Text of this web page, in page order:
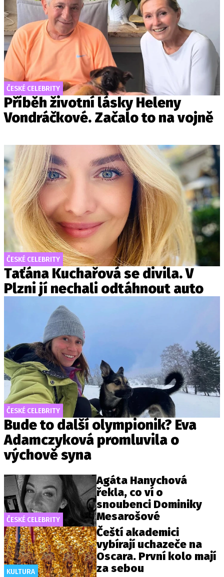
ČESKÉ CELEBRITY
Příběh životní lásky Heleny
Vondráčkové. Začalo to na vojně
ČESKÉ CELEBRITY
Taťána Kuchařová se divila. V
Plzni jí nechali odtáhnout auto
ČESKÉ CELEBRITY
Bude to další olympionik? Eva
Adamczyková promluvila o
výchově syna
ČESKÉ CELEBRITY
Agáta Hanychová
řekla, co ví o
snoubenci Dominiky
Mesarošové
KULTURA
Čeští akademici
vybírají uchazeče na
Oscara. První kolo mají
za sebou